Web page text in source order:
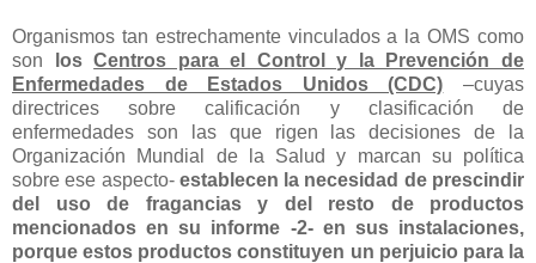
Organismos tan estrechamente vinculados a la OMS como
son
losCentros para el Control y la Prevención de
Enfermedades de Estados Unidos (CDC) –cuyas
directrices sobre calificación y clasificación de
enfermedades son las que rigen las decisiones de la
Organización Mundial de la Salud y marcan su política
sobre ese aspecto- establecen la necesidad de prescindir
del uso de fragancias y del resto de productos
mencionados en su informe -2- en sus instalaciones,
porque estos productos constituyen un perjuicio para la